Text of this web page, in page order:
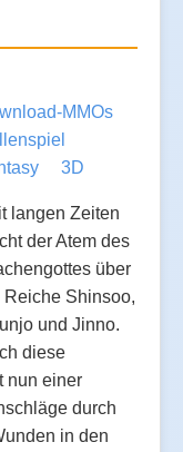
MMOs
3D
langen Zeiten
der Atem des
über
Reiche Shinsoo,
und Jinno.
diese
nun einer
durch
in den